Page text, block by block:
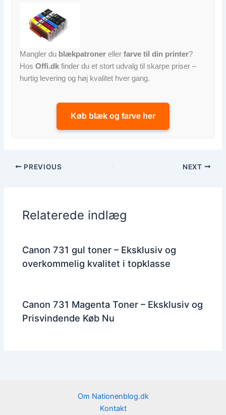
Mangler du blækpatroner ellerfarve til din printer?
HosOffi.dk finder du et stort udvalg til skarpe priser –
hurtig levering og høj kvalitet hver gang.
Køb blæk og farve her
PREVIOUS NEXT
Relaterede indlæg
Canon 731 gul toner – Eksklusiv og
overkommelig kvalitet i topklasse
Canon 731 Magenta Toner – Eksklusiv og
Prisvindende Køb Nu
Om Nationenblog.dk
Kontakt